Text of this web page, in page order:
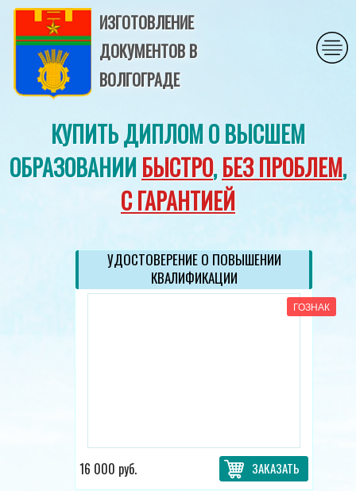
ИЗГОТОВЛЕНИЕ
ДОКУМЕНТОВ В
ВОЛГОГРАДЕ
КУПИТЬ ДИПЛОМ О ВЫСШЕМ
ОБРАЗОВАНИИБЫСТРО,БЕЗ ПРОБЛЕМ,
С ГАРАНТИЕЙ
УДОСТОВЕРЕНИЕ О ПОВЫШЕНИИ
КВАЛИФИКАЦИИ
ГОЗНАК
16 000 руб. ЗАКАЗАТЬ